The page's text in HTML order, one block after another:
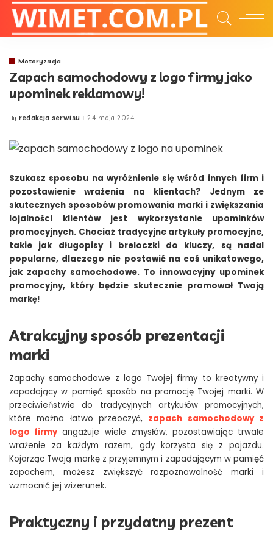
Motoryzacja
Zapach samochodowy z logo firmy jako
upominek reklamowy!
Posted
By redakcja serwisu 24 maja 2024
Szukasz sposobu na wyróżnienie się wśród innych firm i
pozostawienie wrażenia na klientach? Jednym ze
skutecznych sposobów promowania marki i zwiększania
lojalności klientów jest wykorzystanie upominków
promocyjnych. Chociaż tradycyjne artykuły promocyjne,
takie jak długopisy i breloczki do kluczy, są nadal
popularne, dlaczego nie postawić na coś unikatowego,
jak zapachy samochodowe. To innowacyjny upominek
promocyjny, który będzie skutecznie promował Twoją
markę!
Atrakcyjny sposób prezentacji
marki
Zapachy samochodowe z logo Twojej firmy to kreatywny i
zapadający w pamięć sposób na promocję Twojej marki. W
przeciwieństwie do tradycyjnych artykułów promocyjnych,
które można łatwo przeoczyć, zapach samochodowy z
logo firmyangażuje wiele zmysłów, pozostawiając trwałe
wrażenie za każdym razem, gdy korzysta się z pojazdu.
Kojarząc Twoją markę z przyjemnym i zapadającym w pamięć
zapachem, możesz zwiększyć rozpoznawalność marki i
wzmocnić jej wizerunek.
Praktyczny i przydatny prezent